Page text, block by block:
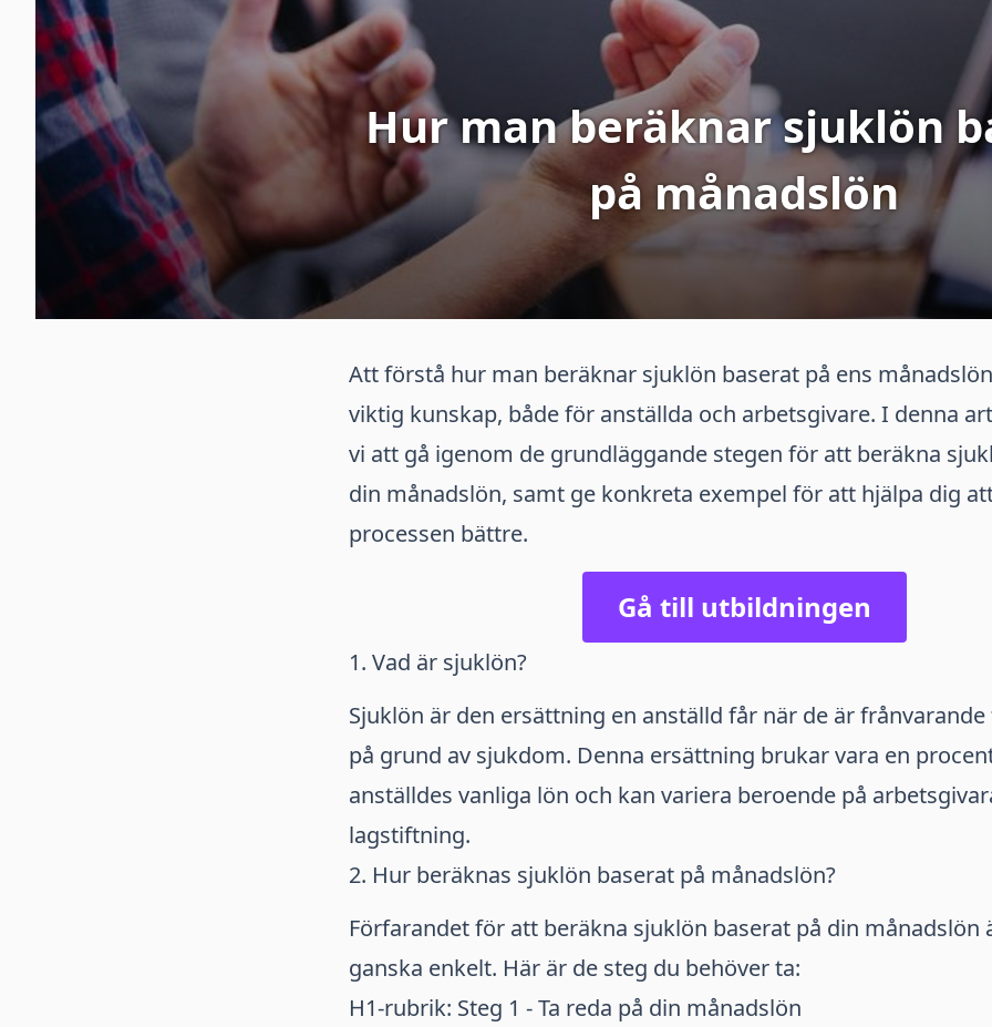
Hur man beräknar sjuklön
på månadslön
Att förstå hur man beräknar sjuklön baserat på ens
viktig kunskap, både för anställda och arbetsgivare. I denna
vi att gå igenom de grundläggande stegen för att beräkna
din månadslön, samt ge konkreta exempel för att hjälpa dig
processen bättre.
Gå till utbildningen
1. Vad är sjuklön?
Sjuklön är den ersättning en anställd får när de är
på grund av sjukdom. Denna ersättning brukar vara en
anställdes vanliga lön och kan variera beroende på
lagstiftning.
2. Hur beräknas sjuklön baserat på månadslön?
Förfarandet för att beräkna sjuklön baserat på din månadslön
ganska enkelt. Här är de steg du behöver ta:
H1-rubrik: Steg 1 - Ta reda på din månadslön